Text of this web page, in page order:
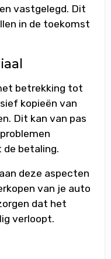
vastgelegd. Dit
in de toekomst
betrekking tot
kopieën van
Dit kan van pas
betaling.
deze aspecten
van je auto
dat het
verloopt.